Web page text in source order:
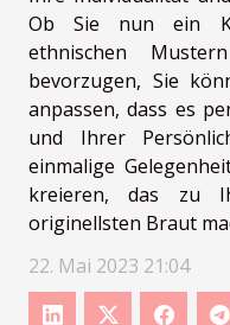
Ob Sie nun ein
ethnischen
bevorzugen, Sie
anpassen, dass es
und Ihrer
einmalige
kreieren, das zu
originellsten Braut
22. Mai 2023 21:04